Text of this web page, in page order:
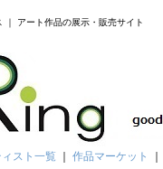
｜ アート作品の展示・販売サイト
スト一覧 作品マーケット